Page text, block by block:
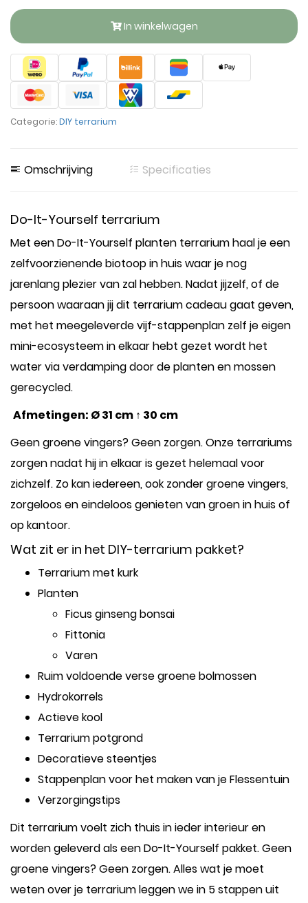
In winkelwagen
Categorie:DIY terrarium
Omschrijving Specificaties
Do-It-Yourself terrarium
Met een Do-It-Yourself planten terrarium haal je een
zelfvoorzienende biotoop in huis waar je nog
jarenlang plezier van zal hebben. Nadat jijzelf, of de
persoon waaraan jij dit terrarium cadeau gaat geven,
met het meegeleverde vijf-stappenplan zelf je eigen
mini-ecosysteem in elkaar hebt gezet wordt het
water via verdamping door de planten en mossen
gerecycled.
Afmetingen: Ø 31 cm ↑ 30 cm
Geen groene vingers? Geen zorgen. Onze terrariums
zorgen nadat hij in elkaar is gezet helemaal voor
zichzelf. Zo kan iedereen, ook zonder groene vingers,
zorgeloos en eindeloos genieten van groen in huis of
op kantoor.
Wat zit er in het DIY-terrarium pakket?
Terrarium met kurk
Planten
Ficus ginseng bonsai
Fittonia
Varen
Ruim voldoende verse groene bolmossen
Hydrokorrels
Actieve kool
Terrarium potgrond
Decoratieve steentjes
Stappenplan voor het maken van je Flessentuin
Verzorgingstips
Dit terrarium voelt zich thuis in ieder interieur en
worden geleverd als een Do-It-Yourself pakket. Geen
groene vingers? Geen zorgen. Alles wat je moet
weten over je terrarium leggen we in 5 stappen uit